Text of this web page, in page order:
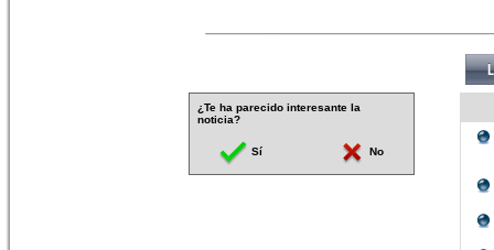
¿Te ha parecido interesante la
noticia?
Sí No